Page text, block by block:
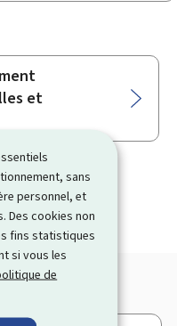
sans
personnel, et
Des cookies non
fins statistiques
si vous les
de
et